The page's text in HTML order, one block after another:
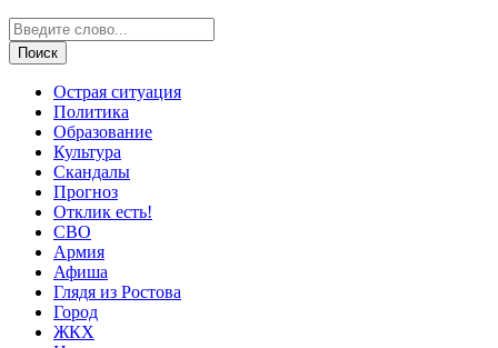
Острая ситуация
Политика
Образование
Культура
Скандалы
Прогноз
Отклик есть!
СВО
Армия
Афиша
Глядя из Ростова
Город
ЖКХ